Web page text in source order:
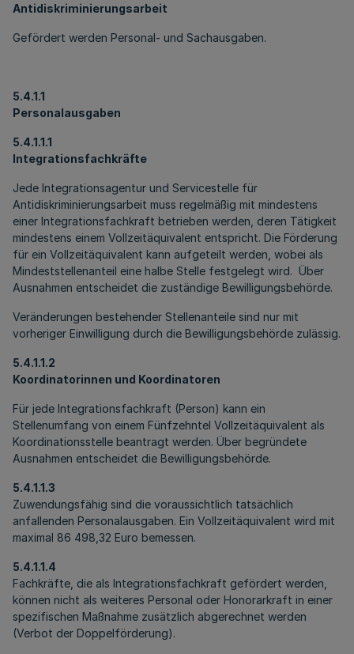
Antidiskriminierungsarbeit
Gefördert werden Personal- und Sachausgaben.
5.4.1.1
Personalausgaben
5.4.1.1.1
Integrationsfachkräfte
Jede Integrationsagentur und Servicestelle für
Antidiskriminierungsarbeit muss regelmäßig mit mindestens
einer Integrationsfachkraft betrieben werden, deren Tätigkeit
mindestens einem Vollzeitäquivalent entspricht. Die Förderung
für ein Vollzeitäquivalent kann aufgeteilt werden, wobei als
Mindeststellenanteil eine halbe Stelle festgelegt wird. Über
Ausnahmen entscheidet die zuständige Bewilligungsbehörde.
Veränderungen bestehender Stellenanteile sind nur mit
vorheriger Einwilligung durch die Bewilligungsbehörde zulässig.
5.4.1.1.2
Koordinatorinnen und Koordinatoren
Für jede Integrationsfachkraft (Person) kann ein
Stellenumfang von einem Fünfzehntel Vollzeitäquivalent als
Koordinationsstelle beantragt werden. Über begründete
Ausnahmen entscheidet die Bewilligungsbehörde.
5.4.1.1.3
Zuwendungsfähig sind die voraussichtlich tatsächlich
anfallenden Personalausgaben. Ein Vollzeitäquivalent wird mit
maximal 86 498,32 Euro bemessen.
5.4.1.1.4
Fachkräfte, die als Integrationsfachkraft gefördert werden,
können nicht als weiteres Personal oder Honorarkraft in einer
spezifischen Maßnahme zusätzlich abgerechnet werden
(Verbot der Doppelförderung).